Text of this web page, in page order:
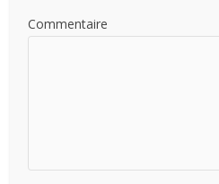
Commentaire